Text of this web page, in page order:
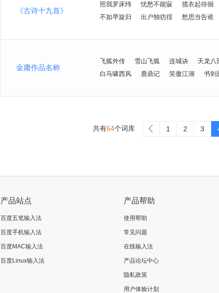
《古诗十九首》
照我罗床纬 忧愁不能寐
揽衣起徘徊
不如早旋归
出户独彷徨 愁思当告谁
金庸作品名称
飞狐外传 雪山飞狐 连城诀
天龙八
白马啸西风
鹿鼎记 笑傲江湖 书剑
共有64个词库 1 2 3
产品站点
百度五笔输入法
百度手机输入法
百度MAC输入法
百度Linux输入法
产品帮助
使用帮助
常见问题
在线输入法
产品论坛中心
隐私政策
用户体验计划